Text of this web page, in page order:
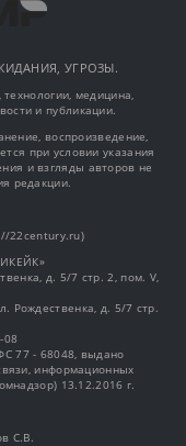
УГРОЗЫ.
медицина,
и публикации.
воспроизведение,
при условии указания
и взгляды авторов не
редакции.
22century.ru)
д. 5/7 стр. 2, пом. V,
Рождественка, д. 5/7 стр.
08
77 - 68048, выдано
информационных
13.12.2016 г.
С.В.